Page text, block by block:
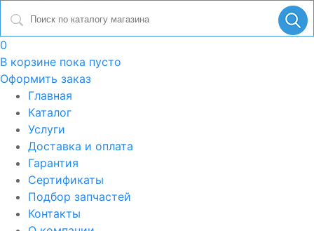
0
В корзине пока пусто
Оформить заказ
Главная
Каталог
Услуги
Доставка и оплата
Гарантия
Сертификаты
Подбор запчастей
Контакты